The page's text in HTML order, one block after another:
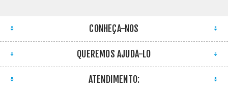
CONHEÇA-NOS
QUEREMOS AJUDÁ-LO
ATENDIMENTO: